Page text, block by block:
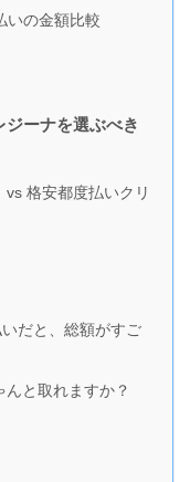
いの金額比較
ーナを選ぶべき
格安都度払いクリ
だと、総額がすご
と取れますか？